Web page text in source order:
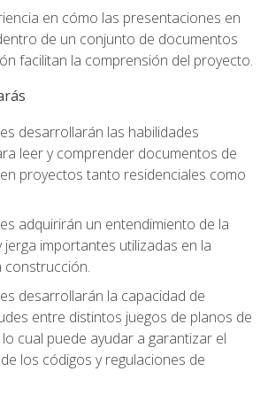
en cómo las presentaciones en
de un conjunto de documentos
facilitan la comprensión del proyecto.
desarrollarán las habilidades
leer y comprender documentos de
proyectos tanto residenciales como
adquirirán un entendimiento de la
jerga importantes utilizadas en la
construcción.
desarrollarán la capacidad de
entre distintos juegos de planos de
cual puede ayudar a garantizar el
los códigos y regulaciones de